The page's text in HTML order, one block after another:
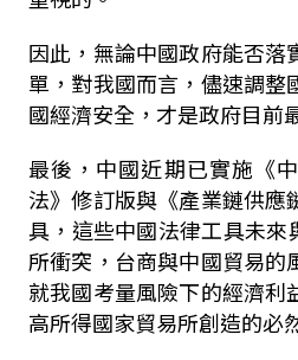
因此，無論中國政府能否落
單，對我國而言，儘速調整
國經濟安全，才是政府目前
最後，中國近期已實施《
法》修訂版與《產業鏈供應
具，這些中國法律工具未來
所衝突，台商與中國貿易的
就我國考量風險下的經濟利
高所得國家貿易所創造的必